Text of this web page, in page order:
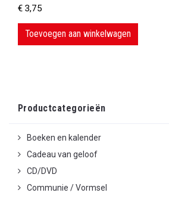
€ 3,75
Toevoegen aan winkelwagen
Productcategorieën
Boeken en kalender
Cadeau van geloof
CD/DVD
Communie / Vormsel